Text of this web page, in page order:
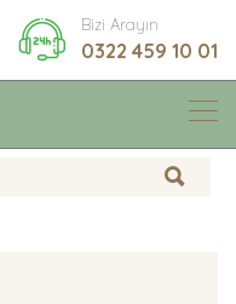
Bizi Arayın
0322 459 10 01